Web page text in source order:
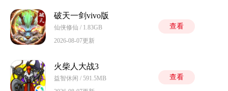
破天一剑vivo版
仙侠修仙 / 1.83GB
2026-08-07更新
查看
火柴人大战3
益智休闲 / 591.5MB
查看